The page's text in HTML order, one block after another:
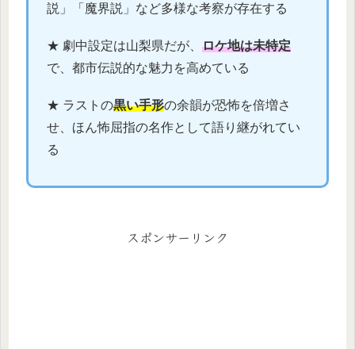
説」「魔界説」など多様な考察が存在する
★ 劇中設定は山梨県だが、ロケ地は未特定
で、都市伝説的な魅力を高めている
★ ラストの黒い手形の余韻が恐怖を倍増さ
せ、ほん怖屈指の名作として語り継がれてい
る
スポンサーリンク